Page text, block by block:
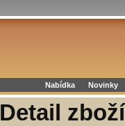
Nabídka Novinky
Detail zboží